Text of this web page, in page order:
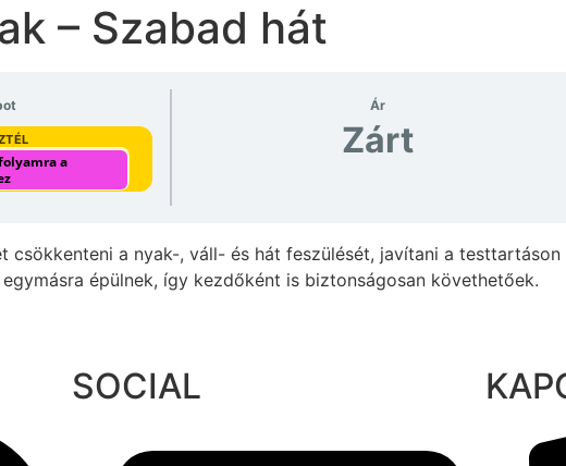
– Szabad hát
a
Ár
Zárt
csökkenteni a nyak-, váll- és hát feszülését, javítani a
épülnek, így kezdőként is biztonságosan követhetőek.
SOCIAL